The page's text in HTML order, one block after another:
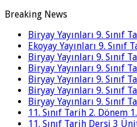
Breaking News
Biryay Yayınları 9. Sınıf
Ekoyay Yayınları 9. Sınıf
Biryay Yayınları 9. Sınıf
Biryay Yayınları 9.
Biryay Yayınları 9.
Biryay Yayınları 9. Sınıf
Biryay Yayınları 9. Sınıf
11. Sınıf Tarih 2. Dönem
11. Sınıf Tarih Dersi 3